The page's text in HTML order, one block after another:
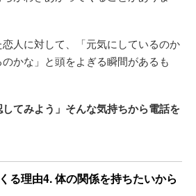
人に対して、「元気にしているのか
かな」と頭をよぎる瞬間があるも
してみよう」そんな気持ちから電話を
る理由4. 体の関係を持ちたいから